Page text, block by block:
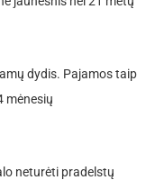
dydis. Pajamos taip
mėnesių
neturėti pradelstų